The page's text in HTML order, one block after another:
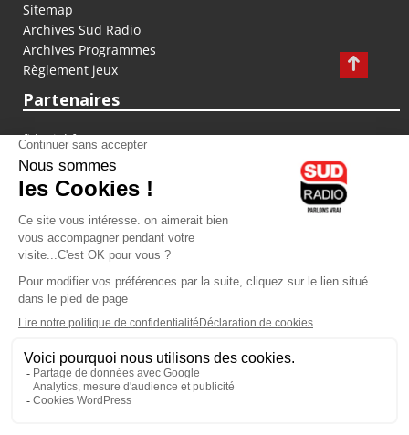
Sitemap
Archives Sud Radio
Archives Programmes
Règlement jeux
Partenaires
fiducial.fr
lyoncapitale.fr
olympique-et-lyonnais.com
L'application Iphone / Android
Téléchargez l'application
Les cookies
Gestion des cookies
Crédit photos : ©Sud Radio / Pierre Olivier